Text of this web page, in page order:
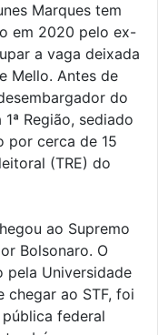
Marques tem
em 2020 pelo ex-
a vaga deixada
Mello. Antes de
do
Região, sediado
por cerca de 15
(TRE) do
ao Supremo
Bolsonaro. O
Universidade
chegar ao STF, foi
federal